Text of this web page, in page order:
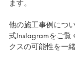
ます。
他の施工事例につ
式Instagramをご覧
クスの可能性を一